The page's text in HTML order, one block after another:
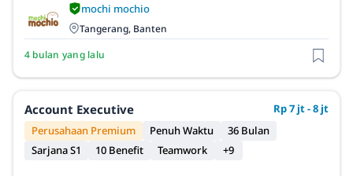
mochi mochio
Tangerang, Banten
4 bulan yang lalu
Account Executive
Rp 7 jt - 8 jt
Perusahaan Premium
Penuh Waktu
36 Bulan
Sarjana S1
10 Benefit Teamwork +9